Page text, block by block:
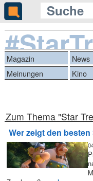
Magazin News
Meinungen
Kino
Zum Thema "Star
Wer zeigt den